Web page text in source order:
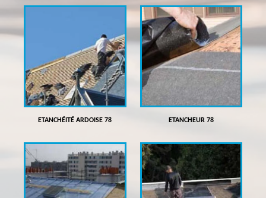
ETANCHÉITÉ ARDOISE 78 ETANCHEUR 78